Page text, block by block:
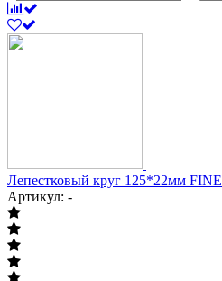
Лепестковый круг 125*22мм
Артикул: -